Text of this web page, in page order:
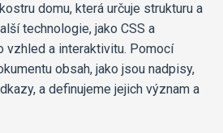
domu, která určuje strukturu a
technologie, jako CSS a
vzhled a interaktivitu. Pomocí
obsah, jako jsou nadpisy,
a definujeme jejich význam a